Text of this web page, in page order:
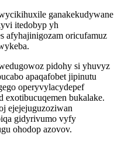
ganakekudywane
itedobyp yh
afyhajinigozam oricufamuz
pidohy si yhuvyz
apaqafobet jipinutu
operyvylacydepef
exotibucuqemen bukalake.
ejejejuguzoziwan
gidyrivumo vyfy
ohodop azovov.